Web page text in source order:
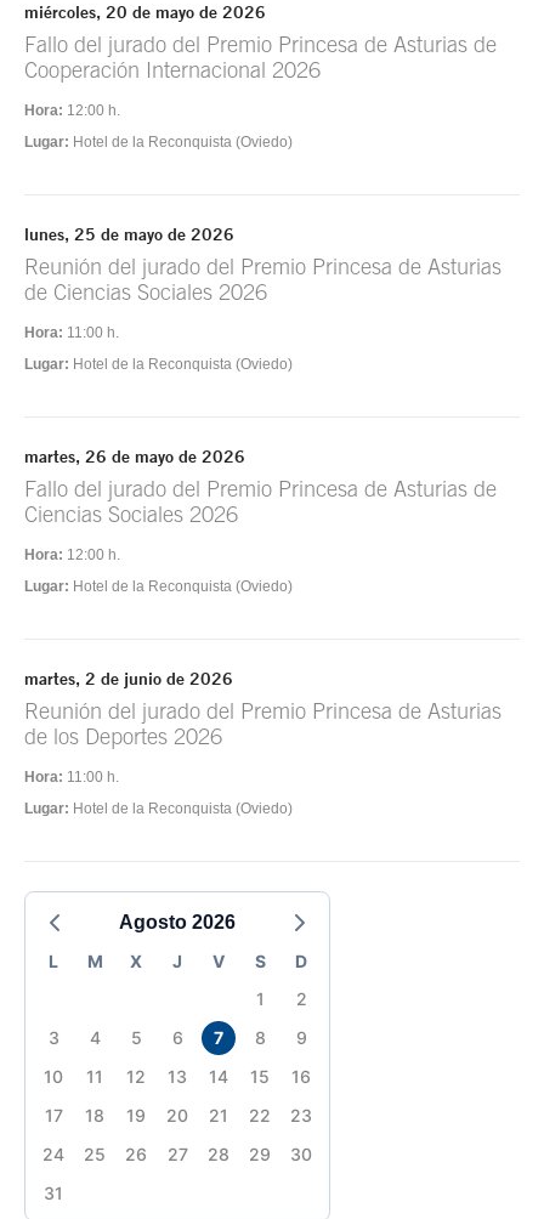
miércoles, 20 de mayo de 2026
Fallo del jurado del Premio Princesa de Asturias de
Cooperación Internacional 2026
Hora: 12:00 h.
Lugar: Hotel de la Reconquista (Oviedo)
lunes, 25 de mayo de 2026
Reunión del jurado del Premio Princesa de Asturias
de Ciencias Sociales 2026
Hora: 11:00 h.
Lugar: Hotel de la Reconquista (Oviedo)
martes, 26 de mayo de 2026
Fallo del jurado del Premio Princesa de Asturias de
Ciencias Sociales 2026
Hora: 12:00 h.
Lugar: Hotel de la Reconquista (Oviedo)
martes, 2 de junio de 2026
Reunión del jurado del Premio Princesa de Asturias
de los Deportes 2026
Hora: 11:00 h.
Lugar: Hotel de la Reconquista (Oviedo)
Agosto 2026
L
M X J V S
D
1
2
3
4 5 6 7 8
9
10
11 12 13 14 15
16
17
18 19 20 21 22
23
24
25 26 27 28 29
30
31